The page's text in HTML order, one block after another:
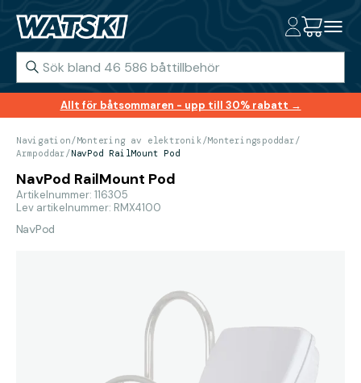
Allt för båtsommaren - upp till 30% rabatt →
Navigation/Montering av elektronik/Monteringspoddar/
Armpoddar/NavPod RailMount Pod
NavPod RailMount Pod
Artikelnummer: 116305
Lev artikelnummer: RMX4100
NavPod